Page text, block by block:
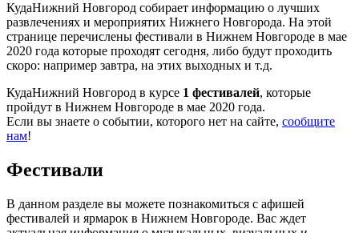
КудаНижний Новгород собирает информацию о лучших
развлечениях и мероприятих Нижнего Новгорода. На этой
странице перечислены фестивали в Нижнем Новгороде в мае
2020 года которые проходят сегодня, либо будут проходить
скоро: например завтра, на этих выходных и т.д.
КудаНижний Новгород в курсе 1 фестивалей, которые
пройдут в Нижнем Новгороде в мае 2020 года.
Если вы знаете о событии, которого нет на сайте, сообщите
нам!
Фестивали
В данном разделе вы можете познакомиться с афишей
фестивалей и ярмарок в Нижнем Новгороде. Вас ждет